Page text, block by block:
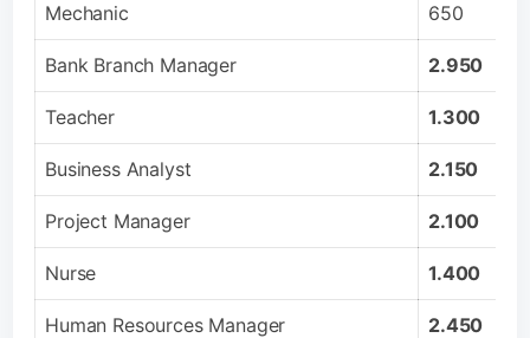
Mechanic 650
Bank Branch Manager 2.950
Teacher 1.300
Business Analyst 2.150
Project Manager 2.100
Nurse 1.400
Human Resources Manager 2.450